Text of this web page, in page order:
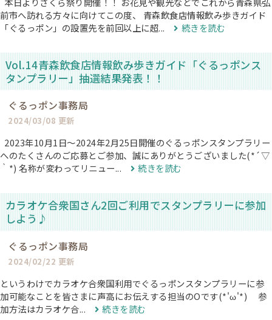
前市へ訪れる方々に向けてこの度、 青森飲食店情報飲み歩きガイド
「ぐるっポン」の設置先を前回以上に超...
続きを読む
Vol.14青森飲食店情報飲み歩きガイド「ぐるっポンス
タンプラリー」抽選結果発表！！
ぐるっポン事務局
2024/03/08 更新
2023年10月1日〜2024年2月25日開催のぐるっポンスタンプラリー
へのたくさんのご応募とご参加、誠にありがとうございました(*´▽
｀*) 名称が変わってリニュー...
続きを読む
カラオケ合衆国さん2回ご利用でスタンプラリーに参加
しよう♪
ぐるっポン事務局
2024/02/22 更新
というわけでカラオケ合衆国利用でぐるっポンスタンプラリーに参
加可能なことを皆さまに声高にお伝えする担当のOです(*'ω'*) 参
加方法はカラオケ合...
続きを読む